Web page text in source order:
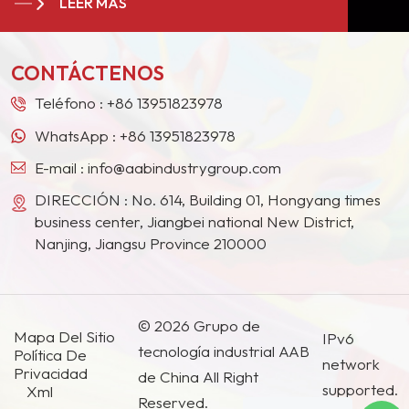
Nuestros productos de
protección de película seca
de grado industrial brindan
amplio espectro y a largo
plazo contra la
desfiguración, infecciones
causadas por hongos,
levaduras, algas y
con formulaciones tanto en
polvo como en presentación
líquida que ofrecen
beneficios que incluyen
la pintura en Europa, América del Norte, Oriente
Medio, el Sudeste Asiático, Japón, Corea del Sur y
CONTÁCTENOS
Teléfono : +86 13951823978
WhatsApp : +86 13951823978
E-mail : info@aabindustrygroup.com
DIRECCIÓN : No. 614, Building 01, Hongyang times
business center, Jiangbei national New District,
Nanjing, Jiangsu Province 210000
Mapa Del Sitio
Política De
Privacidad
Xml
© 2026 Grupo de
tecnología industrial AAB
de China All Right
Reserved.
IPv6
network
supported.